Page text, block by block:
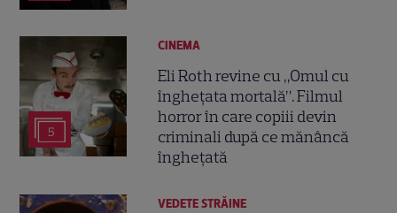
5
CINEMA
Eli Roth revine cu „Omul cu
înghețata mortală”. Filmul
horror în care copiii devin
criminali după ce mănâncă
înghețată
VEDETE STRĂINE